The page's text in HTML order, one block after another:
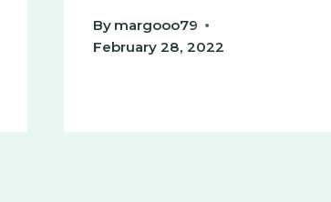
By margooo79
February 28, 2022